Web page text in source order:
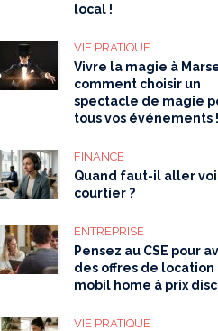
local !
VIE PRATIQUE
Vivre la magie à
comment choisir un
spectacle de magie
tous vos événements !
FINANCE
Quand faut-il aller
courtier ?
ENTREPRISE
Pensez au CSE pour
des offres de location
mobil home à prix
VIE PRATIQUE